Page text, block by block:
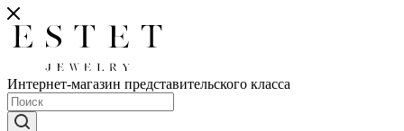
Интернет-магазин представительского класса